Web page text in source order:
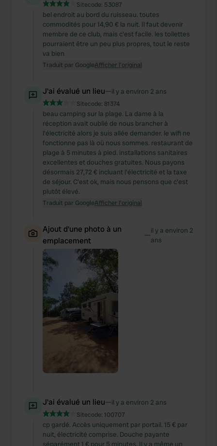
Sitecode: 53087
bel endroit au bord du ruisseau. toutes
commodités pour 14,90 € la nuit. Il faut devenir
membre de ce club, mais c'est facile. les toilettes
pourraient être un peu plus propres, tout le reste
va bien
Traduit par GoogleAfficher l'original
J'ai évalué un lieu—il y a environ 2 ans
Sitecode: 81374
beau camping sur la plage. La dame à la
réception avait oublié de nous brancher à
l'électricité alors je suis allée demander. le wifi ne
fonctionne pas là où nous sommes. restaurant de
plage à 5 minutes à pied. installations sanitaires
excellentes et douches gratuites. Nous payons
désormais 27,72 € incluant l'électricité et la taxe
de séjour. C'est ok, mais nous pensons que c'est
plutôt élevé.
Traduit par GoogleAfficher l'original
Ajout d'une photo à un
emplacement
—il y a environ 2
ans
J'ai évalué un lieu—il y a environ 2 ans
Sitecode: 100707
cp gardé. Accès uniquement par portail. 15 € par
nuit, électricité comprise. Douche payante
séparément 1 € pour 5 minutes. Il y a même un